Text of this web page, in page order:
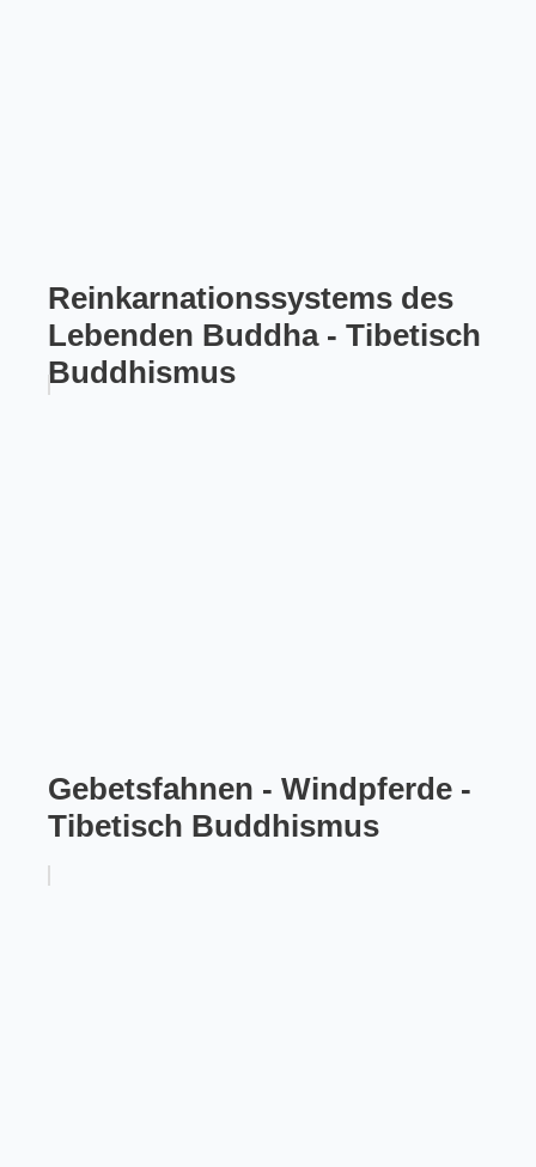
Reinkarnationssystems des
Lebenden Buddha - Tibetisch
Buddhismus
Gebetsfahnen - Windpferde -
Tibetisch Buddhismus